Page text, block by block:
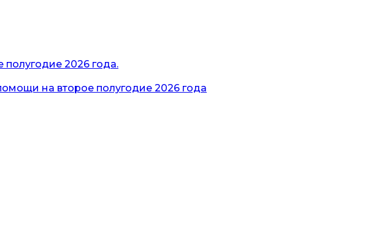
полугодие 2026 года.
на второе полугодие 2026 года